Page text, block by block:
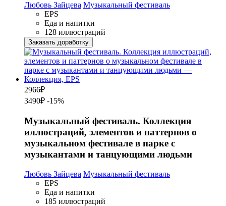
Любовь Зайцева Музыкальный фестиваль
EPS
Еда и напитки
128 иллюстраций
Заказать доработку
2966₽
3490₽ -15%
Музыкальный фестиваль. Коллекция
иллюстраций, элементов и паттернов о
музыкальном фестивале в парке с
музыкантами и танцующими людьми
Любовь Зайцева Музыкальный фестиваль
EPS
Еда и напитки
185 иллюстраций